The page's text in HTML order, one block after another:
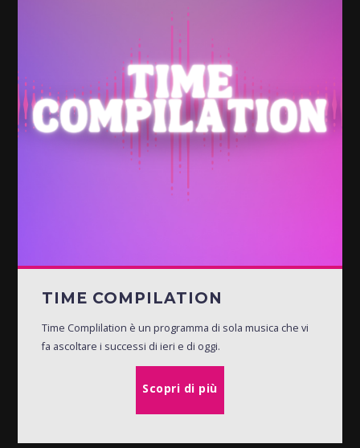
TIME COMPILATION
Time Complilation è un programma di sola musica che vi
fa ascoltare i successi di ieri e di oggi.
Scopri di più